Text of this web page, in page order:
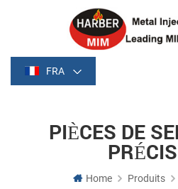
FRA
PIÈCES DE
Home Produits